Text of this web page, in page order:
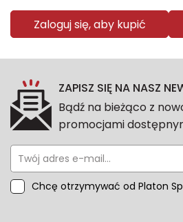
Zaloguj się, aby kupić
ZAPISZ SIĘ NA NASZ
Bądź na bieżąco z
promocjami
Chcę otrzymywać od Platon
przeze mnie adres e-mail